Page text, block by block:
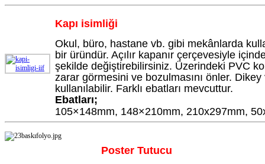
Kapı isimliği
Okul, büro, hastane vb. gibi mekânlarda
bir üründür. Açılır kapanır çerçevesiyle
şekilde değiştirebilirsiniz. Üzerindeki PVC
zarar görmesini ve bozulmasını önler.
kullanılabilir. Farklı ebatları mevcuttur.
Ebatları;
105×148mm, 148×210mm, 210x297mm,
Poster Tutucu